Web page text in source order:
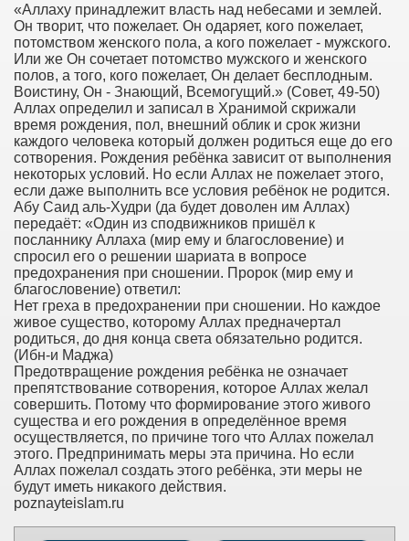
«Аллаху принадлежит власть над небесами и землей.
Он творит, что пожелает. Он одаряет, кого пожелает,
потомством женского пола, а кого пожелает - мужского.
Или же Он сочетает потомство мужского и женского
полов, а того, кого пожелает, Он делает бесплодным.
Воистину, Он - Знающий, Всемогущий.» (Совет, 49-50)
Аллах определил и записал в Хранимой скрижали
время рождения, пол, внешний облик и срок жизни
каждого человека который должен родиться еще до его
сотворения. Рождения ребёнка зависит от выполнения
некоторых условий. Но если Аллах не пожелает этого,
если даже выполнить все условия ребёнок не родится.
Абу Саид аль-Худри (да будет доволен им Аллах)
передаёт: «Один из сподвижников пришёл к
посланнику Аллаха (мир ему и благословение) и
спросил его о решении шариата в вопросе
предохранения при сношении. Пророк (мир ему и
благословение) ответил:
Нет греха в предохранении при сношении. Но каждое
живое существо, которому Аллах предначертал
родиться, до дня конца света обязательно родится.
(Ибн-и Маджа)
Предотвращение рождения ребёнка не означает
препятствование сотворения, которое Аллах желал
совершить. Потому что формирование этого живого
существа и его рождения в определённое время
осуществляется, по причине того что Аллах пожелал
этого. Предпринимать меры эта причина. Но если
Аллах пожелал создать этого ребёнка, эти меры не
будут иметь никакого действия.
poznayteislam.ru